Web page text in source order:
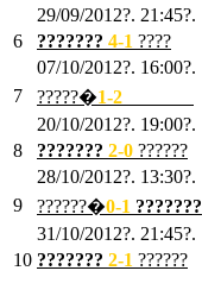
29/09/2012?. 21:45?.
6
??????? 4-1 ????
07/10/2012?. 16:00?.
7
?????�1-2
20/10/2012?. 19:00?.
8
??????? 2-0 ??????
28/10/2012?. 13:30?.
9
??????�0-1 ???????
31/10/2012?. 21:45?.
10 ??????? 2-1 ??????